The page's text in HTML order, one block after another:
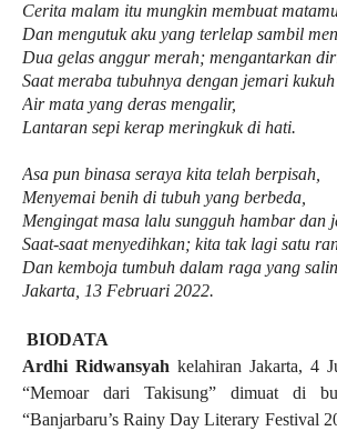
Cerita malam itu mungkin membuat
Dan mengutuk aku yang terlelap sambil
Dua gelas anggur merah; mengantarkan
Saat meraba tubuhnya dengan jemari
Air mata yang deras mengalir,
Lantaran sepi kerap meringkuk di hati.
Asa pun binasa seraya kita telah berpisah,
Menyemai benih di tubuh yang berbeda,
Mengingat masa lalu sungguh hambar dan
Saat-saat menyedihkan; kita tak lagi satu
Dan kemboja tumbuh dalam raga yang
Jakarta, 13 Februari 2022.
BIODATA
Ardhi Ridwansyah kelahiran Jakarta, 4
“Memoar dari Takisung” dimuat di
“Banjarbaru’s Rainy Day Literary Festival